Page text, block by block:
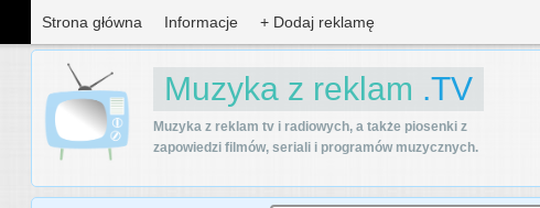
Strona główna Informacje + Dodaj reklamę
Muzyka z reklam .TV
Muzyka z reklam tv i radiowych, a także piosenki z
zapowiedzi filmów, seriali i programów muzycznych.